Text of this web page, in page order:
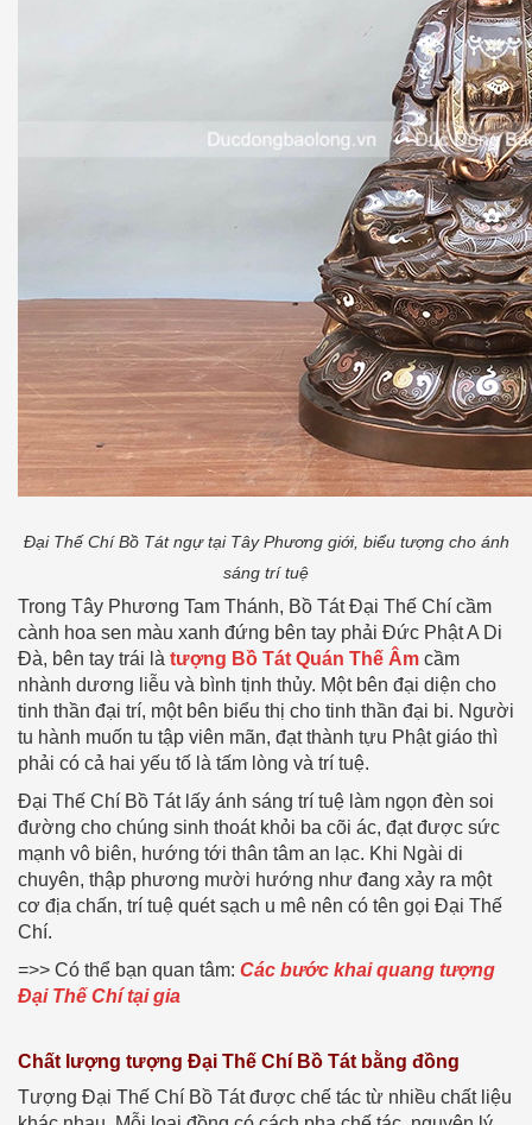
Đại Thế Chí Bồ Tát ngự tại Tây Phương giới, biểu tượng cho ánh
sáng trí tuệ
Trong Tây Phương Tam Thánh, Bồ Tát Ðại Thế Chí cầm
cành hoa sen màu xanh đứng bên tay phải Ðức Phật A Di
Ðà, bên tay trái là tượng Bồ Tát Quán Thế Âm cầm
nhành dương liễu và bình tịnh thủy. Một bên đại diện cho
tinh thần đại trí, một bên biểu thị cho tinh thần đại bi. Người
tu hành muốn tu tập viên mãn, đạt thành tựu Phật giáo thì
phải có cả hai yếu tố là tấm lòng và trí tuệ.
Đại Thế Chí Bồ Tát lấy ánh sáng trí tuệ làm ngọn đèn soi
đường cho chúng sinh thoát khỏi ba cõi ác, đạt được sức
mạnh vô biên, hướng tới thân tâm an lạc. Khi Ngài di
chuyên, thập phương mười hướng như đang xảy ra một
cơ địa chấn, trí tuệ quét sạch u mê nên có tên gọi Đại Thế
Chí.
=>> Có thể bạn quan tâm: Các bước khai quang tượng
Đại Thế Chí tại gia
Chất lượng tượng Đại Thế Chí Bồ Tát bằng đồng
Tượng Đại Thế Chí Bồ Tát được chế tác từ nhiều chất liệu